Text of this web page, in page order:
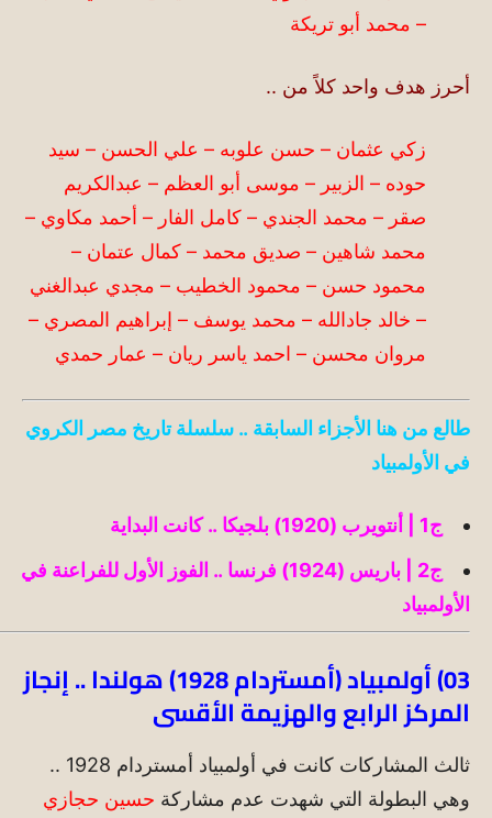
– محمد أبو تريكة
أحرز هدف واحد كلاً من ..
زكي عثمان – حسن علوبه – علي الحسن – سيد
حوده – الزبير – موسى أبو العظم – عبدالكريم
صقر – محمد الجندي – كامل الفار – أحمد مكاوي –
محمد شاهين – صديق محمد – كمال عتمان –
محمود حسن – محمود الخطيب – مجدي عبدالغني
– خالد جادالله – محمد يوسف – إبراهيم المصري –
مروان محسن – احمد ياسر ريان – عمار حمدي
طالع من هنا الأجزاء السابقة .. سلسلة تاريخ مصر الكروي
في الأولمبياد
ج1 | أنتويرب (1920) بلجيكا .. كانت البداية
ج2 | باريس (1924) فرنسا .. الفوز الأول للفراعنة في
الأولمبياد
03) أولمبياد (أمستردام 1928) هولندا .. إنجاز
المركز الرابع والهزيمة الأقسى
ثالث المشاركات كانت في أولمبياد أمستردام 1928 ..
وهي البطولة التي شهدت عدم مشاركة حسين حجازي